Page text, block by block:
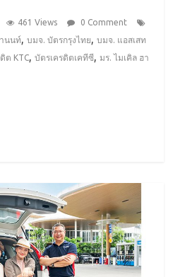
461 Views
0 Comment
นนท์,บมจ. บัตรกรุงไทย,บมจ. แอสเสท
ต KTC,บัตรเครดิตเคทีซี,มร. ไมเคิล ฮา